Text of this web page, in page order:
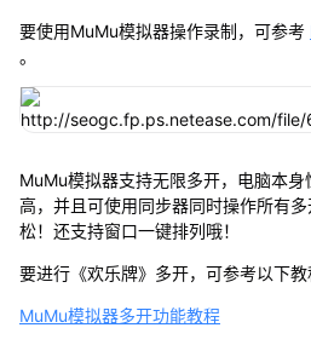
要使用MuMu模拟器操作录制，可参考
。
MuMu模拟器支持无限多开，电脑本
高，并且可使用同步器同时操作所有
松！还支持窗口一键排列哦！
要进行《欢乐牌》多开，可参考以下教
MuMu模拟器多开功能教程